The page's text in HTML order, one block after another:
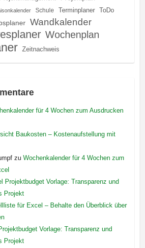
Schule Terminplaner ToDo
Wandkalender
Wochenplan
Zeitnachweis
für 4 Wochen zum Ausdrucken
Baukosten – Kostenaufstellung mit
zu Wochenkalender für 4 Wochen zum
Projektbudget Vorlage: Transparenz und
Projekt
für Excel – Behalte den Überblick über
Vorlage: Transparenz und
Projekt